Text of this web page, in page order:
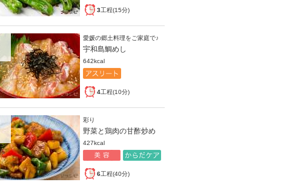
3工程(15分)
愛媛の郷土料理をご家庭で♪
宇和島鯛めし
642kcal
4工程(10分)
彩り
野菜と鶏肉の甘酢炒め
427kcal
6工程(40分)